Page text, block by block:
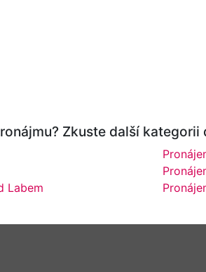
Zkuste další kategorii
Labem